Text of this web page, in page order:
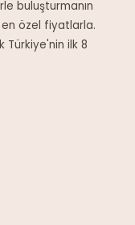
buluşturmanın
en özel fiyatlarla.
Türkiye'nin ilk 8